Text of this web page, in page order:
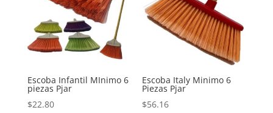
Escoba Infantil MInimo 6
piezas Pjar
$22.80
Escoba Italy Minimo 6
Piezas Pjar
$56.16